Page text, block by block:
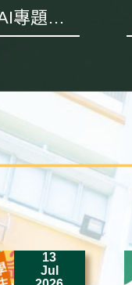
專題採
13
Jul